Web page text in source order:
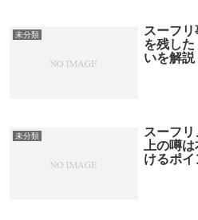
未分類
スーフ
を残し
いを解説
未分類
スーフ
上の噂
けるポ